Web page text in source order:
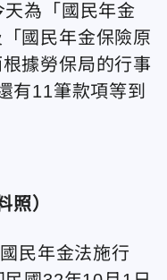
為「國民年金
國民年金保險原
據勞保局的行事
有11筆款項等到
照）
民年金法施行